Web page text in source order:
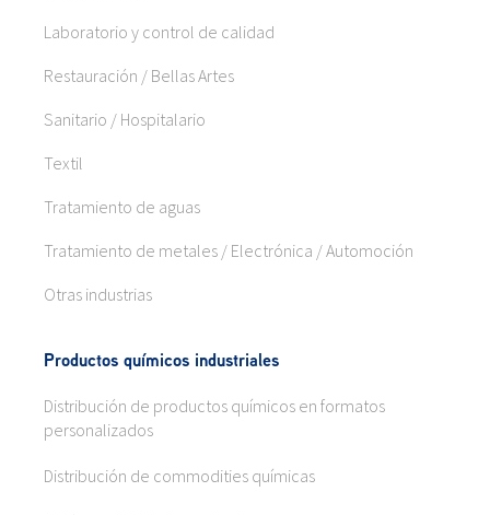
Laboratorio y control de calidad
Restauración / Bellas Artes
Sanitario / Hospitalario
Textil
Tratamiento de aguas
Tratamiento de metales / Electrónica / Automoción
Otras industrias
Productos químicos industriales
Distribución de productos químicos en formatos
personalizados
Distribución de commodities químicas